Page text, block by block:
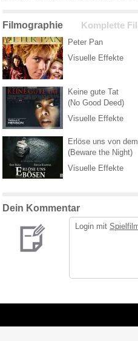
Filmographie Komplette
Peter Pan
Visuelle Effekte
Keine gute Tat
(No Good Deed)
Visuelle Effekte
Erlöse uns von
(Beware the Night)
Visuelle Effekte
Dein Kommentar
Login mit